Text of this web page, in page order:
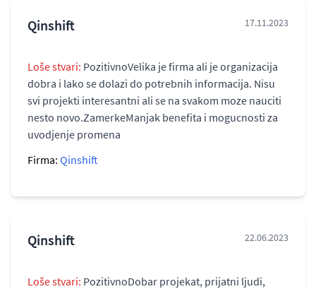
Qinshift 17.11.2023
Loše stvari: PozitivnoVelika je firma ali je organizacija
dobra i lako se dolazi do potrebnih informacija. Nisu
svi projekti interesantni ali se na svakom moze nauciti
nesto novo.ZamerkeManjak benefita i mogucnosti za
uvodjenje promena
Firma: Qinshift
Qinshift 22.06.2023
Loše stvari: PozitivnoDobar projekat, prijatni ljudi,